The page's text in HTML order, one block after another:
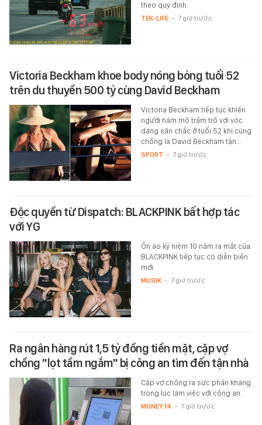
theo quy định.
TEK-LIFE - 7 giờ trước
Victoria Beckham khoe body nóng bỏng tuổi 52
trên du thuyền 500 tỷ cùng David Beckham
Victoria Beckham tiếp tục khiến
người hâm mộ trầm trồ với vóc
dáng săn chắc ở tuổi 52 khi cùng
chồng là David Beckham tận…
SPORT - 7 giờ trước
Độc quyền từ Dispatch: BLACKPINK bất hợp tác
với YG
Ồn ào kỷ niệm 10 năm ra mắt của
BLACKPINK tiếp tục có diễn biến
mới.
MUSIK - 7 giờ trước
Ra ngân hàng rút 1,5 tỷ đồng tiền mặt, cặp vợ
chồng "lọt tầm ngắm" bị công an tìm đến tận nhà
Cặp vợ chồng ra sức phản kháng
trong lúc làm việc với công an.
MONEY.14 - 7 giờ trước